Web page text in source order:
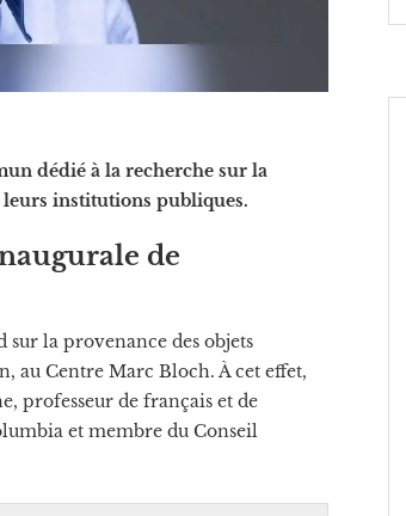
dédié à la recherche sur la
leurs institutions publiques.
de
la provenance des objets
au Centre Marc Bloch. À cet effet,
professeur de français et de
et membre du Conseil